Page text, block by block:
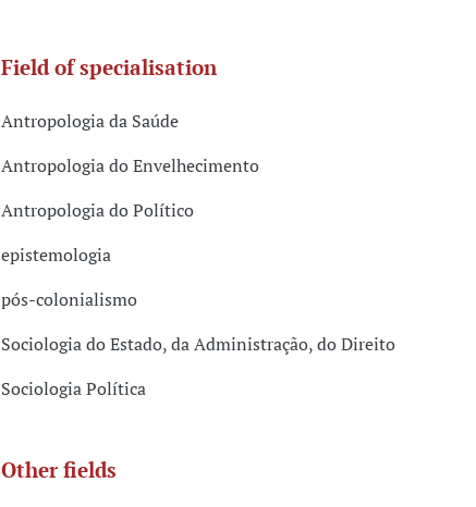
Field of specialisation
Antropologia da Saúde
Antropologia do Envelhecimento
Antropologia do Político
epistemologia
pós-colonialismo
Sociologia do Estado, da Administração, do Direito
Sociologia Política
Other fields